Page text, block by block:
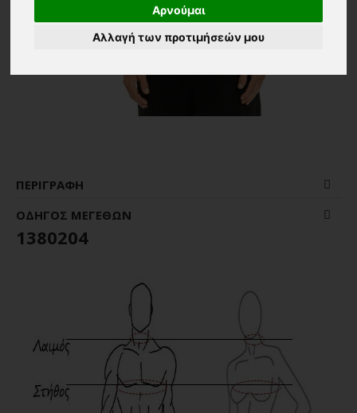
Αρνούμαι
Αλλαγή των προτιμήσεών μου
ΠΕΡΙΓΡΑΦΉ
ΟΔΗΓΌΣ ΜΕΓΕΘΏΝ
1380204